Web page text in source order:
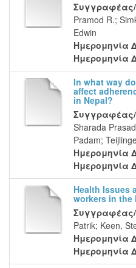
Pramod R.;
Edwin
Ημερομηνία
Ημερομηνία
In what way
affect
in Nepal?
Sharada Prasad
Padam;
Ημερομηνία
Ημερομηνία
Health Issues
workers in the
Patrik; Keen,
Ημερομηνία
Ημερομηνία